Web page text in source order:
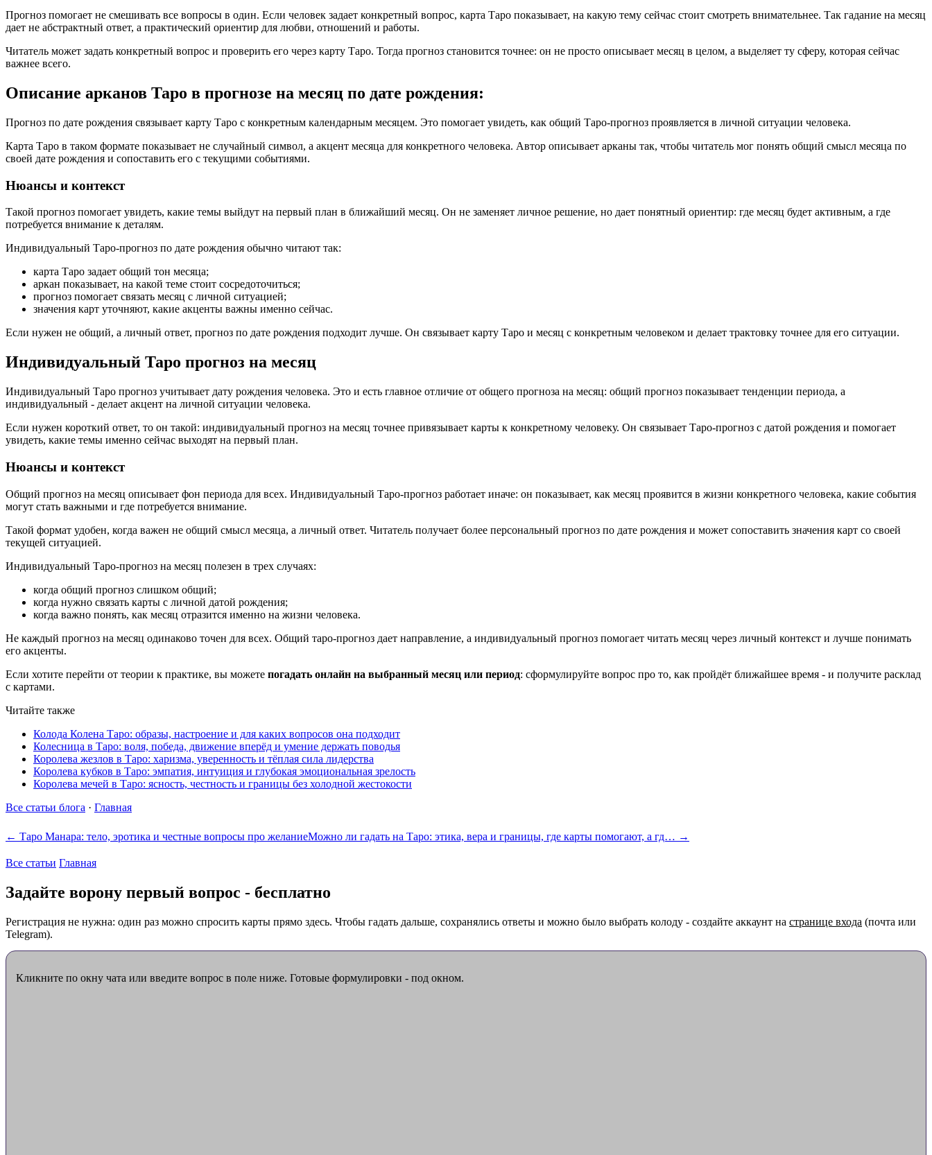
Прогноз помогает не смешивать все вопросы в один. Если человек задает конкретный вопрос, карта Таро показывает, на какую тему сейчас стоит смотреть внимательнее. Так гадание на месяц
дает не абстрактный ответ, а практический ориентир для любви, отношений и работы.
Читатель может задать конкретный вопрос и проверить его через карту Таро. Тогда прогноз становится точнее: он не просто описывает месяц в целом, а выделяет ту сферу, которая сейчас
важнее всего.
Описание арканов Таро в прогнозе на месяц по дате рождения:
Прогноз по дате рождения связывает карту Таро с конкретным календарным месяцем. Это помогает увидеть, как общий Таро-прогноз проявляется в личной ситуации человека.
Карта Таро в таком формате показывает не случайный символ, а акцент месяца для конкретного человека. Автор описывает арканы так, чтобы читатель мог понять общий смысл месяца по
своей дате рождения и сопоставить его с текущими событиями.
Нюансы и контекст
Такой прогноз помогает увидеть, какие темы выйдут на первый план в ближайший месяц. Он не заменяет личное решение, но дает понятный ориентир: где месяц будет активным, а где
потребуется внимание к деталям.
Индивидуальный Таро-прогноз по дате рождения обычно читают так:
карта Таро задает общий тон месяца;
аркан показывает, на какой теме стоит сосредоточиться;
прогноз помогает связать месяц с личной ситуацией;
значения карт уточняют, какие акценты важны именно сейчас.
Если нужен не общий, а личный ответ, прогноз по дате рождения подходит лучше. Он связывает карту Таро и месяц с конкретным человеком и делает трактовку точнее для его ситуации.
Индивидуальный Таро прогноз на месяц
Индивидуальный Таро прогноз учитывает дату рождения человека. Это и есть главное отличие от общего прогноза на месяц: общий прогноз показывает тенденции периода, а
индивидуальный - делает акцент на личной ситуации человека.
Если нужен короткий ответ, то он такой: индивидуальный прогноз на месяц точнее привязывает карты к конкретному человеку. Он связывает Таро-прогноз с датой рождения и помогает
увидеть, какие темы именно сейчас выходят на первый план.
Нюансы и контекст
Общий прогноз на месяц описывает фон периода для всех. Индивидуальный Таро-прогноз работает иначе: он показывает, как месяц проявится в жизни конкретного человека, какие события
могут стать важными и где потребуется внимание.
Такой формат удобен, когда важен не общий смысл месяца, а личный ответ. Читатель получает более персональный прогноз по дате рождения и может сопоставить значения карт со своей
текущей ситуацией.
Индивидуальный Таро-прогноз на месяц полезен в трех случаях:
когда общий прогноз слишком общий;
когда нужно связать карты с личной датой рождения;
когда важно понять, как месяц отразится именно на жизни человека.
Не каждый прогноз на месяц одинаково точен для всех. Общий таро-прогноз дает направление, а индивидуальный прогноз помогает читать месяц через личный контекст и лучше понимать
его акценты.
Если хотите перейти от теории к практике, вы можете погадать онлайн на выбранный месяц или период: сформулируйте вопрос про то, как пройдёт ближайшее время - и получите расклад
с картами.
Читайте также
Колода Колена Таро: образы, настроение и для каких вопросов она подходит
Колесница в Таро: воля, победа, движение вперёд и умение держать поводья
Королева жезлов в Таро: харизма, уверенность и тёплая сила лидерства
Королева кубков в Таро: эмпатия, интуиция и глубокая эмоциональная зрелость
Королева мечей в Таро: ясность, честность и границы без холодной жестокости
Все статьи блога · Главная
← Таро Манара: тело, эротика и честные вопросы про желаниеМожно ли гадать на Таро: этика, вера и границы, где карты помогают, а гд… →
Все статьи Главная
Задайте ворону первый вопрос - бесплатно
Регистрация не нужна: один раз можно спросить карты прямо здесь. Чтобы гадать дальше, сохранялись ответы и можно было выбрать колоду - создайте аккаунт на странице входа (почта или
Telegram).
Кликните по окну чата или введите вопрос в поле ниже. Готовые формулировки - под окном.